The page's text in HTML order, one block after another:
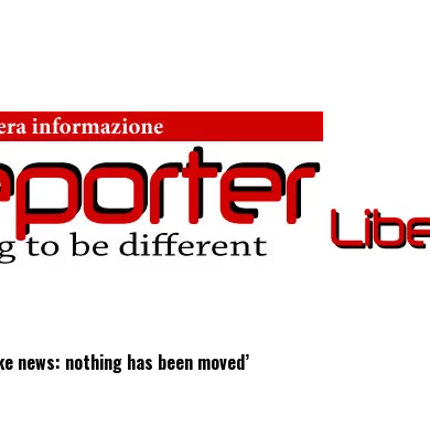
news: nothing has been moved’